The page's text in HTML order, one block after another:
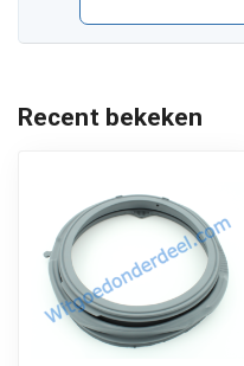
Recent bekeken